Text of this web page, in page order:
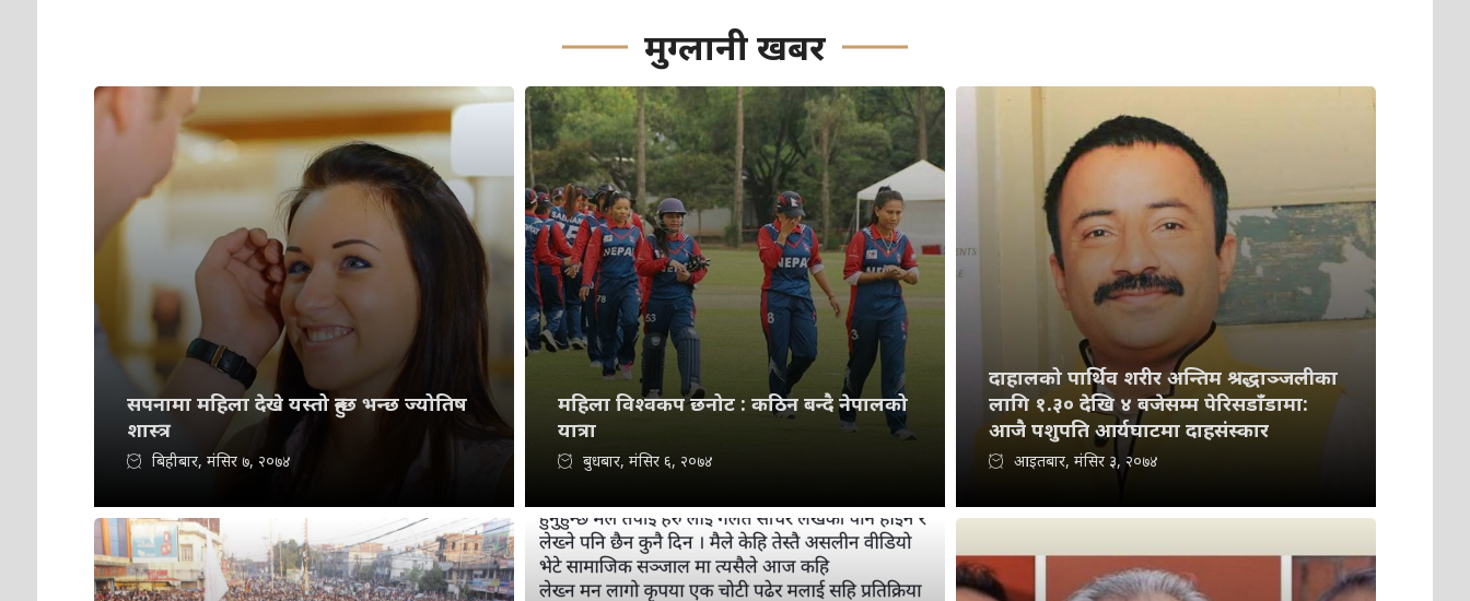
मुग्लानी खबर
सपनामा महिला देखे यस्तो हुन्छ भन्छ ज्योतिष
शास्त्र
बिहीबार, मंसिर ७, २०७४
महिला विश्वकप छनोट : कठिन बन्दै नेपालको
यात्रा
बुधबार, मंसिर ६, २०७४
दाहालको पार्थिव शरीर अन्तिम श्रद्धाञ्जलीका
लागि १.३० देखि ४ बजेसम्म पेरिसडाँडामा:
आजै पशुपति आर्यघाटमा दाहसंस्कार
आइतबार, मंसिर ३, २०७४